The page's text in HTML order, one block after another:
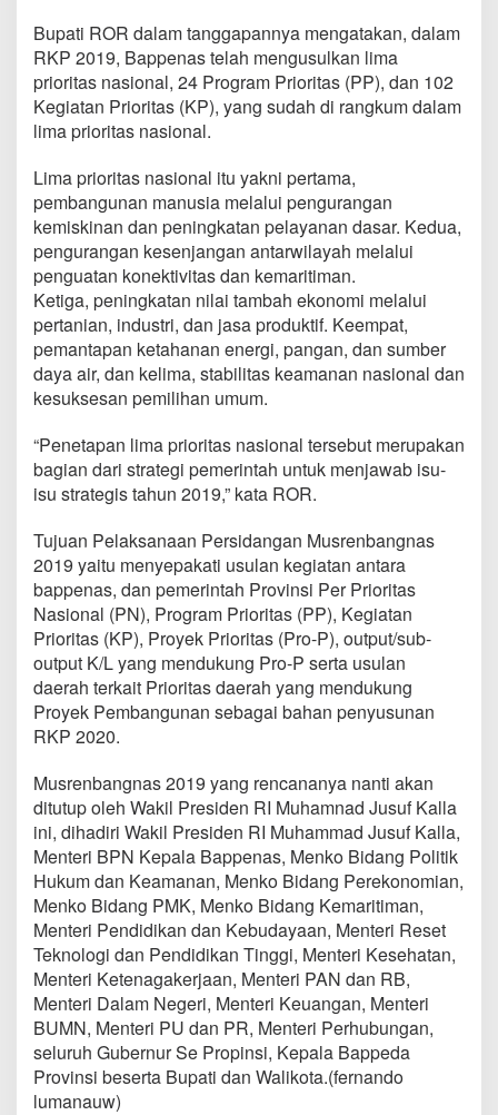
s
d
e
n
o
w
i
Bupati ROR dalam tanggapannya mengatakan, dalam
RKP 2019, Bappenas telah mengusulkan lima
prioritas nasional, 24 Program Prioritas (PP), dan 102
Kegiatan Prioritas (KP), yang sudah di rangkum dalam
lima prioritas nasional.
Lima prioritas nasional itu yakni pertama,
pembangunan manusia melalui pengurangan
kemiskinan dan peningkatan pelayanan dasar. Kedua,
pengurangan kesenjangan antarwilayah melalui
penguatan konektivitas dan kemaritiman.
Ketiga, peningkatan nilai tambah ekonomi melalui
pertanian, industri, dan jasa produktif. Keempat,
pemantapan ketahanan energi, pangan, dan sumber
daya air, dan kelima, stabilitas keamanan nasional dan
kesuksesan pemilihan umum.
“Penetapan lima prioritas nasional tersebut merupakan
bagian dari strategi pemerintah untuk menjawab isu-
isu strategis tahun 2019,” kata ROR.
Tujuan Pelaksanaan Persidangan Musrenbangnas
2019 yaitu menyepakati usulan kegiatan antara
bappenas, dan pemerintah Provinsi Per Prioritas
Nasional (PN), Program Prioritas (PP), Kegiatan
Prioritas (KP), Proyek Prioritas (Pro-P), output/sub-
output K/L yang mendukung Pro-P serta usulan
daerah terkait Prioritas daerah yang mendukung
Proyek Pembangunan sebagai bahan penyusunan
RKP 2020.
Musrenbangnas 2019 yang rencananya nanti akan
ditutup oleh Wakil Presiden RI Muhamnad Jusuf Kalla
ini, dihadiri Wakil Presiden RI Muhammad Jusuf Kalla,
Menteri BPN Kepala Bappenas, Menko Bidang Politik
Hukum dan Keamanan, Menko Bidang Perekonomian,
Menko Bidang PMK, Menko Bidang Kemaritiman,
Menteri Pendidikan dan Kebudayaan, Menteri Reset
Teknologi dan Pendidikan Tinggi, Menteri Kesehatan,
Menteri Ketenagakerjaan, Menteri PAN dan RB,
Menteri Dalam Negeri, Menteri Keuangan, Menteri
BUMN, Menteri PU dan PR, Menteri Perhubungan,
seluruh Gubernur Se Propinsi, Kepala Bappeda
Provinsi beserta Bupati dan Walikota.(fernando
lumanauw)